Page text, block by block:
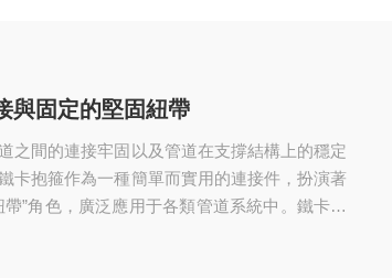
與固定的堅固紐帶
之間的連接牢固以及管道在支撐結構上的穩定
卡抱箍作為一種簡單而實用的連接件，扮演著
”角色，廣泛應用于各類管道系統中。鐵卡抱